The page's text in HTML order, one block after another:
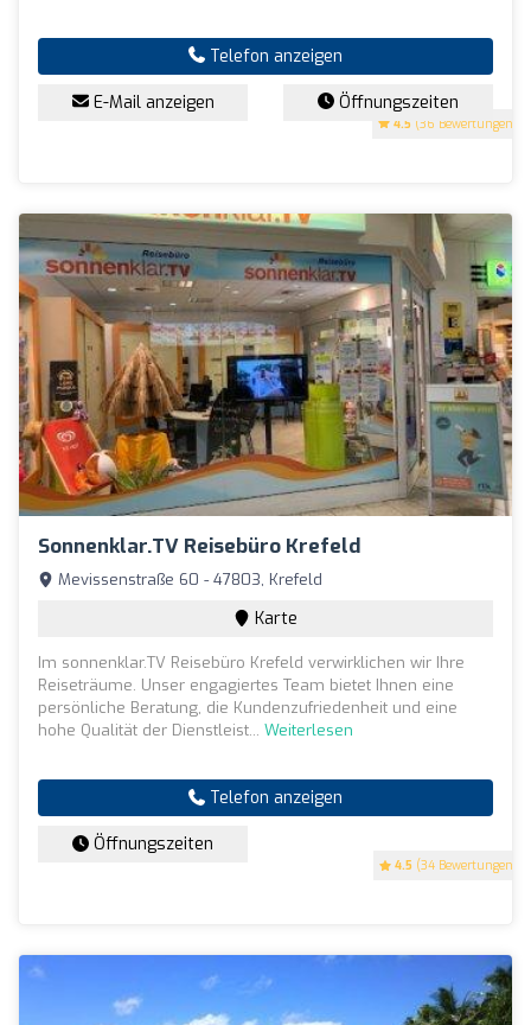
4.5 (36 Bewertungen)
Telefon anzeigen
E-Mail anzeigen Öffnungszeiten
Sonnenklar.TV Reisebüro Krefeld
4.5 (34 Bewertungen)
Mevissenstraße 60 - 47803, Krefeld
Karte
Im sonnenklar.TV Reisebüro Krefeld verwirklichen wir Ihre
Reiseträume. Unser engagiertes Team bietet Ihnen eine
persönliche Beratung, die Kundenzufriedenheit und eine
hohe Qualität der Dienstleist... Weiterlesen
Telefon anzeigen
Öffnungszeiten